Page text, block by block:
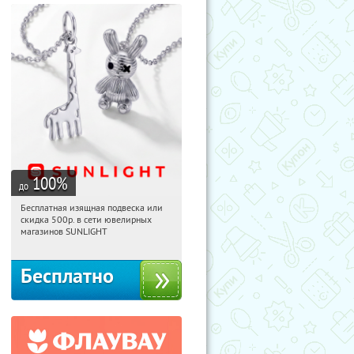
до 100%
15:40:54 Получили:
Россия
Бесплатная изящная подвеска или
скидка 500р. в сети ювелирных
магазинов SUNLIGHT
Бесплатно